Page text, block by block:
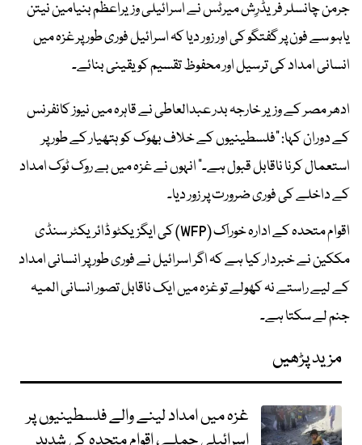
جرمن چانسلر فریڈرِش میرٹس نے اسرائیلی وزیراعظم بنیامین نیتن
یاہو سے فون پر گفتگو کی اور زور دیا کہ اسرائیل فوری طور پر غزہ میں
انسانی امداد کی ترسیل اور محفوظ تقسیم کو یقینی بنائے۔
ادھر مصر کے وزیر خارجہ بدر عبدالعاطی نے قاہرہ میں نیوز کانفرنس
کے دوران کہا: "فلسطینیوں کے خلاف بھوک کو ہتھیار کے طور پر
استعمال کرنا ناقابل قبول ہے۔" انہوں نے غزہ میں بے روک ٹوک امداد
کے داخلے کی فوری ضرورت پر زور دیا۔
اقوام متحدہ کے ادارہ خوراک (WFP) کی ایگزیکٹو ڈائریکٹر سنڈی
مککین نے خبردار کیا ہے کہ اگر اسرائیل نے فوری طور پر انسانی امداد
کے لیے راستے نہ کھولے تو غزہ میں ایک ناقابل تصور انسانی المیہ
جنم لے سکتا ہے۔
مزید پڑھیں
غزہ میں امداد لینے والے فلسطینیوں پر